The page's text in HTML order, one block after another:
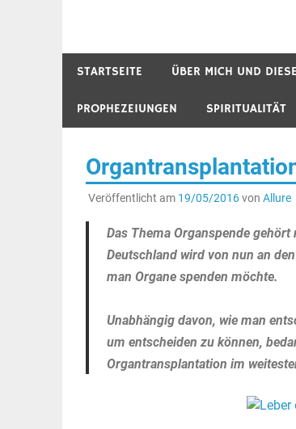
STARTSEITE ÜBER MICH UND
PROPHEZEIUNGEN SPIRITUALITÄT
Veröffentlicht am 19/05/2016von Allure
Das Thema Organspende
Deutschland wird von nun an
man Organe spenden möchte.
Unabhängig davon, wie man
um entscheiden zu können,
Organtransplantation im